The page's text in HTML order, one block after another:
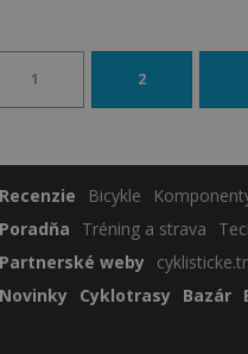
1 2
Recenzie Bicykle
Poradňa
Tréning a strava
Partnerské weby
Novinky Cyklotrasy Bazár